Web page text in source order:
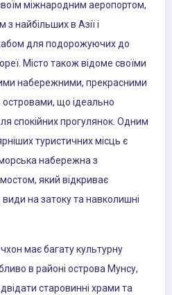
міжнародним аеропортом,
з найбільших в Азії і
для подорожуючих до
Місто також відоме своїми
набережними, прекрасними
що ідеально
спокійних прогулянок. Одним
туристичних місць є
морська набережна з
який відкриває
на затоку та навколишні
має багату культурну
в районі острова Мунсу,
старовинні храми та